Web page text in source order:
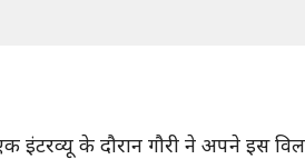
इंटरव्यू के दौरान गौरी ने अपने इस